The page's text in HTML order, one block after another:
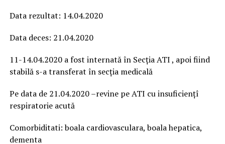
Data rezultat: 14.04.2020
Data deces: 21.04.2020
11-14.04.2020 a fost internată în Secția ATI , apoi fiind
stabilă s-a transferat în secția medicală
Pe data de 21.04.2020 –revine pe ATI cu insuficiențî
respiratorie acută
Comorbiditati: boala cardiovasculara, boala hepatica,
dementa